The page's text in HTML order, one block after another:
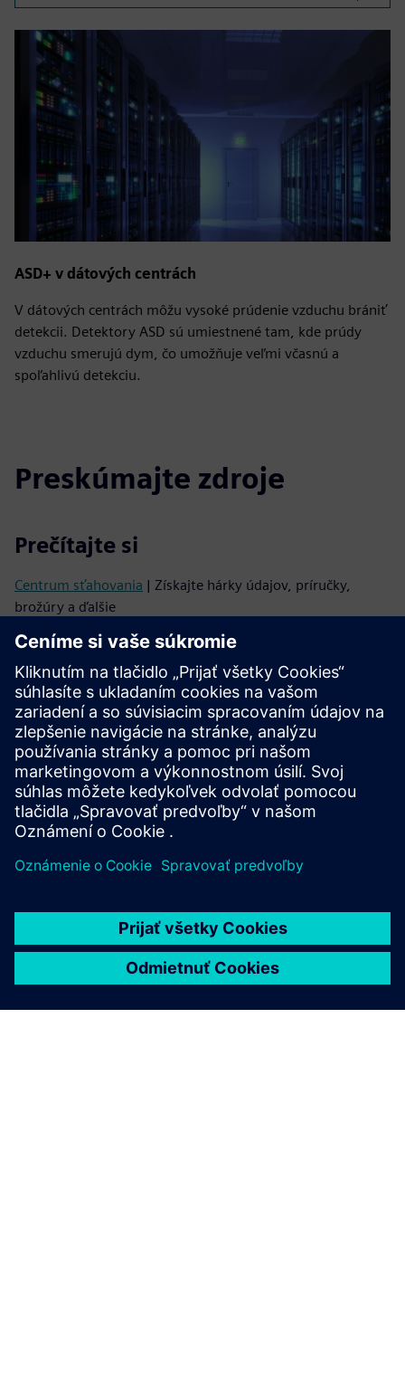
ASD+ v dátových centrách
V dátových centrách môžu vysoké prúdenie vzduchu brániť
detekcii. Detektory ASD sú umiestnené tam, kde prúdy
vzduchu smerujú dym, čo umožňuje veľmi včasnú a
spoľahlivú detekciu.
Preskúmajte zdroje
Prečítajte si
Centrum sťahovania | Získajte hárky údajov, príručky,
brožúry a ďalšie
Podpora
SiePortal| Pre technickú podporu kontaktujte miestneho
obchodného partnera spoločnosti Siemens alebo použite
túto webovú stránku podpory
BIM & CAD platforma| Získajte 3D dáta pre všetky požiarne
produkty spoločnosti Siemens
Spec Writer| Zadajte svoj požiarny systém